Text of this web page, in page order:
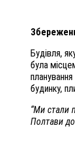
Будівля,
була
будинку,
“Ми стали
Полтави